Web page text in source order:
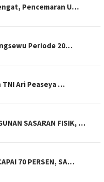
Pencemaran U…
Periode 20…
Ari Peaseya …
SASARAN FISIK, …
70 PERSEN, SA…